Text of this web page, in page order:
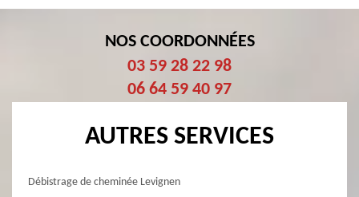
NOS COORDONNÉES
03 59 28 22 98
06 64 59 40 97
AUTRES SERVICES
Débistrage de cheminée Levignen